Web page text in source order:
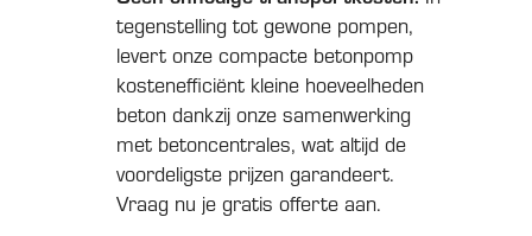
tegenstelling tot gewone pompen,
levert onze compacte betonpomp
kostenefficiënt kleine hoeveelheden
beton dankzij onze samenwerking
met betoncentrales, wat altijd de
voordeligste prijzen garandeert.
Vraag nu je gratis offerte aan.